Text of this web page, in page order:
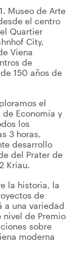
Museo de Arte
el centro
Quartier
City,
Viena
de
150 años de
el
Economía y
los
3 horas,
desarrollo
del Prater de
Kriau.
la historia, la
de
a una variedad
de Premio
sobre
moderna